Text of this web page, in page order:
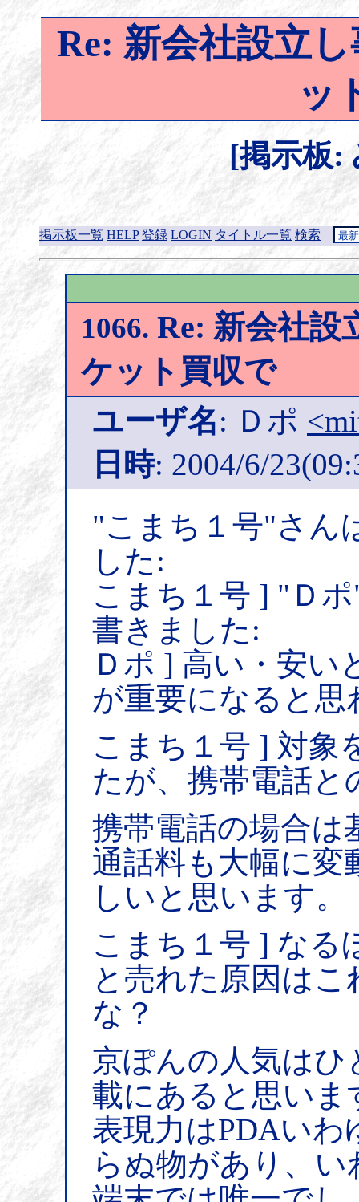
Re: 新会社設立
ッ
[掲示板:
掲示板一覧 HELP 登録 LOGIN タイトル一覧 検索
1066. Re: 新会社
ケット買収で
ユーザ名: Ｄポ
日時: 2004/6/
"こまち１号"さん
した:
こまち１号 ] "Ｄ
書きました:
Ｄポ ] 高い・安い
が重要になると思
こまち１号 ] 対象
たが、携帯電話と
携帯電話の場合は
通話料も大幅に変
しいと思います。
こまち１号 ] なる
と売れた原因は
な？
京ぽんの人気はひ
載にあると思いま
表現力はPDAい
らぬ物があり、